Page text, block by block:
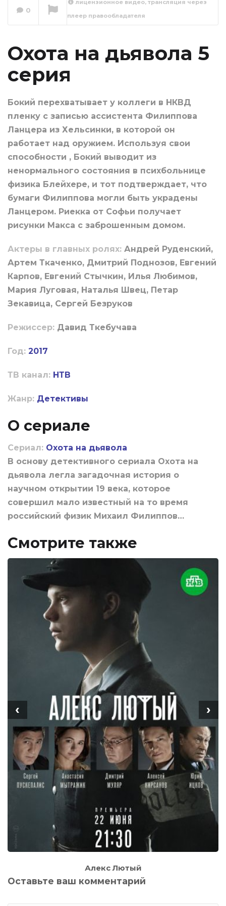
Охота на дьявола
0
лицензионное видео, трансляция через
плеер правообладателя
Охота на дьявола 5
серия
Бокий перехватывает у коллеги в НКВД
пленку с записью ассистента Филиппова
Ланцера из Хельсинки, в которой он
работает над оружием. Используя свои
способности , Бокий выводит из
ненормального состояния в психбольнице
физика Блейхере, и тот подтверждает, что
бумаги Филиппова могли быть украдены
Ланцером. Риекка от Софьи получает
рисунки Макса с заброшенным домом.
Актеры в главных ролях: Андрей Руденский,
Артем Ткаченко, Дмитрий Поднозов, Евгений
Карпов, Евгений Стычкин, Илья Любимов,
Мария Луговая, Наталья Швец, Петар
Зекавица, Сергей Безруков
Режиссер: Давид Ткебучава
Год: 2017
ТВ канал: НТВ
Жанр: Детективы
О сериале
Сериал: Охота на дьявола
В основу детективного сериала Охота на
дьявола легла загадочная история о
научном открытии 19 века, которое
совершил мало известный на то время
российский физик Михаил Филиппов…
Смотрите также
Алекс Лютый
‹ ›
Оставьте ваш комментарий